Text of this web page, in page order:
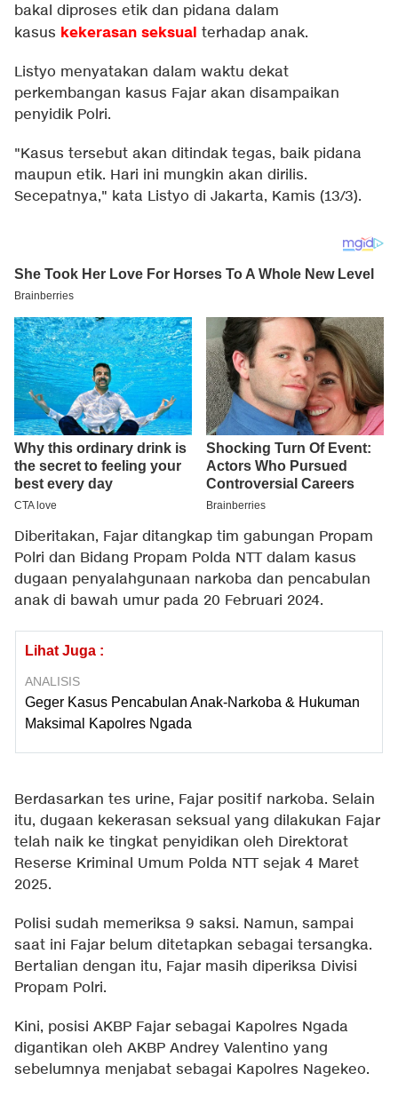
bakal diproses etik dan pidana dalam
kasus kekerasan seksual terhadap anak.
Listyo menyatakan dalam waktu dekat
perkembangan kasus Fajar akan disampaikan
penyidik Polri.
"Kasus tersebut akan ditindak tegas, baik pidana
maupun etik. Hari ini mungkin akan dirilis.
Secepatnya," kata Listyo di Jakarta, Kamis (13/3).
Diberitakan, Fajar ditangkap tim gabungan Propam
Polri dan Bidang Propam Polda NTT dalam kasus
dugaan penyalahgunaan narkoba dan pencabulan
anak di bawah umur pada 20 Februari 2024.
Lihat Juga :
ANALISIS
Geger Kasus Pencabulan Anak-Narkoba & Hukuman
Maksimal Kapolres Ngada
Berdasarkan tes urine, Fajar positif narkoba. Selain
itu, dugaan kekerasan seksual yang dilakukan Fajar
telah naik ke tingkat penyidikan oleh Direktorat
Reserse Kriminal Umum Polda NTT sejak 4 Maret
2025.
Polisi sudah memeriksa 9 saksi. Namun, sampai
saat ini Fajar belum ditetapkan sebagai tersangka.
Bertalian dengan itu, Fajar masih diperiksa Divisi
Propam Polri.
Kini, posisi AKBP Fajar sebagai Kapolres Ngada
digantikan oleh AKBP Andrey Valentino yang
sebelumnya menjabat sebagai Kapolres Nagekeo.